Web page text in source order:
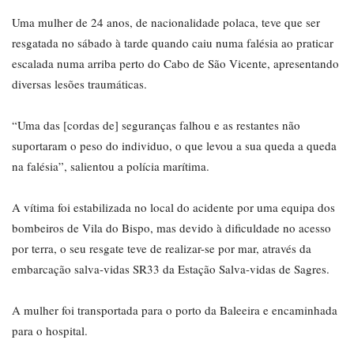
Uma mulher de 24 anos, de nacionalidade polaca, teve que ser
resgatada no sábado à tarde quando caiu numa falésia ao praticar
escalada numa arriba perto do Cabo de São Vicente, apresentando
diversas lesões traumáticas.
“Uma das [cordas de] seguranças falhou e as restantes não
suportaram o peso do individuo, o que levou a sua queda a queda
na falésia”, salientou a polícia marítima.
A vítima foi estabilizada no local do acidente por uma equipa dos
bombeiros de Vila do Bispo, mas devido à dificuldade no acesso
por terra, o seu resgate teve de realizar-se por mar, através da
embarcação salva-vidas SR33 da Estação Salva-vidas de Sagres.
A mulher foi transportada para o porto da Baleeira e encaminhada
para o hospital.